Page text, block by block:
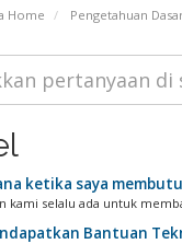
Home Pengetahuan
ketika saya
kami selalu ada untuk
Bantuan